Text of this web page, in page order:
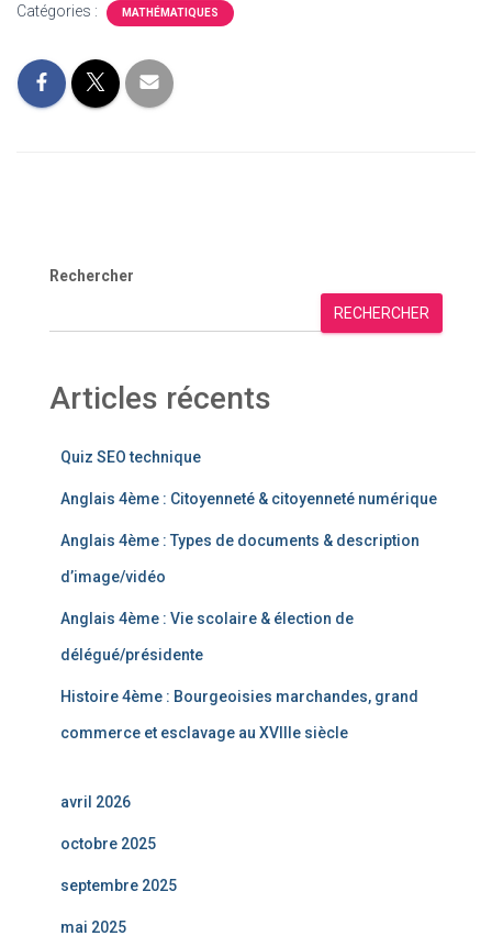
Catégories : MATHÉMATIQUES
Rechercher
RECHERCHER
Articles récents
Quiz SEO technique
Anglais 4ème : Citoyenneté & citoyenneté numérique
Anglais 4ème : Types de documents & description
d’image/vidéo
Anglais 4ème : Vie scolaire & élection de
délégué/présidente
Histoire 4ème : Bourgeoisies marchandes, grand
commerce et esclavage au XVIIIe siècle
avril 2026
octobre 2025
septembre 2025
mai 2025